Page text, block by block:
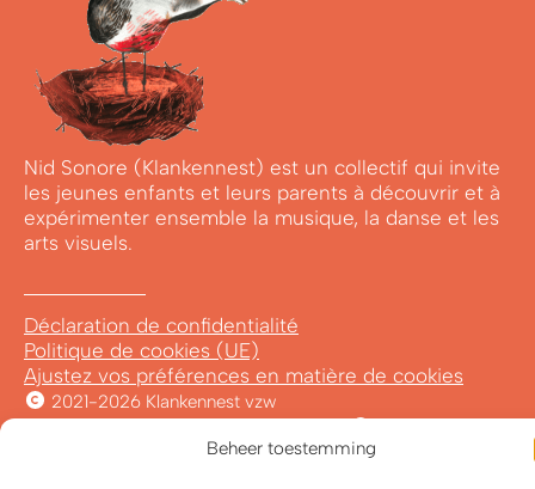
Beheer toestemming
Nid Sonore (Klankennest) est un collectif qui invite
les jeunes enfants et leurs parents à découvrir et à
expérimenter ensemble la musique, la danse et les
arts visuels.
Déclaration de confidentialité
Politique de cookies (UE)
Ajustez vos préférences en matière de cookies
2021-2026 Klankennest vzw